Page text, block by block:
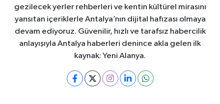
gezilecek yerler rehberleri ve kentin kültürel mirasını
yansıtan içeriklerle Antalya’nın dijital hafızası olmaya
devam ediyoruz. Güvenilir, hızlı ve tarafsız habercilik
anlayışıyla Antalya haberleri denince akla gelen ilk
kaynak: Yeni Alanya.